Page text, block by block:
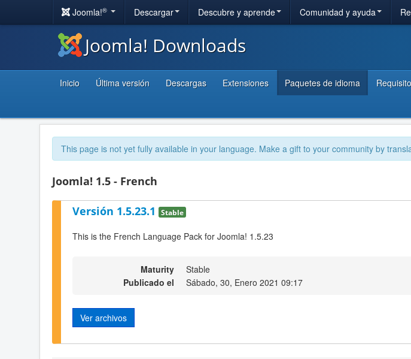
Joomla!® Descargar Descubre y aprende Comunidad y ayuda
Joomla! Downloads
Inicio Última versión Descargas Extensiones Paquetes de idioma
This page is not yet fully available in your language. Make a gift to your community by
Joomla! 1.5 - French
Versión 1.5.23.1 Stable
This is the French Language Pack for Joomla! 1.5.23
Maturity
Stable
Publicado el
Sábado, 30, Enero 2021 09:17
Ver archivos